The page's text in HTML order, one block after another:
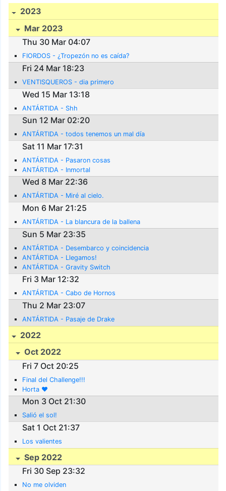
2023
Mar 2023
Thu 30 Mar 04:07
FIORDOS - ¿Tropezón no es caída?
Fri 24 Mar 18:23
VENTISQUEROS - dia primero
Wed 15 Mar 13:18
ANTÁRTIDA - Shh
Sun 12 Mar 02:20
ANTÁRTIDA - todos tenemos un mal día
Sat 11 Mar 17:31
ANTÁRTIDA - Pasaron cosas
ANTÁRTIDA - Inmortal
Wed 8 Mar 22:36
ANTÁRTIDA - Miré al cielo.
Mon 6 Mar 21:25
ANTÁRTIDA - La blancura de la ballena
Sun 5 Mar 23:35
ANTÁRTIDA - Desembarco y coincidencia
ANTÁRTIDA - Llegamos!
ANTÁRTIDA - Gravity Switch
Fri 3 Mar 12:32
ANTÁRTIDA - Cabo de Hornos
Thu 2 Mar 23:07
ANTÁRTIDA - Pasaje de Drake
2022
Oct 2022
Fri 7 Oct 20:25
Final del Challenge!!!
Horta ❤️
Mon 3 Oct 21:30
Salió el sol!
Sat 1 Oct 21:37
Los valientes
Sep 2022
Fri 30 Sep 23:32
No me olviden